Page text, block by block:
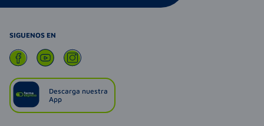
SIGUENOS EN
Descarga nuestra
App